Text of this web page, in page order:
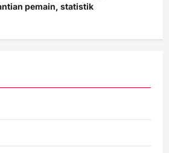
pemain, statistik